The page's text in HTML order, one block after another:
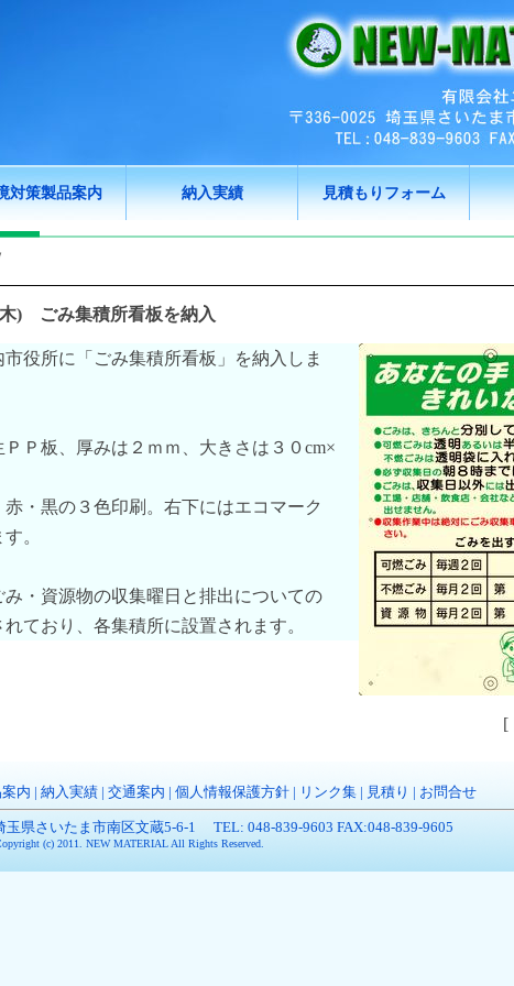
対策製品案内 納入実績 見積もりフォーム
) ごみ集積所看板を納入
役所に「ごみ集積所看板」を納入しま
Ｐ板、厚みは２ｍｍ、大きさは３０cm×
・黒の３色印刷。右下にはエコマーク
。
・資源物の収集曜日と排出についての
ており、各集積所に設置されます。
[
内 納入実績| 交通案内 個人情報保護方針| リンク集| 見積り お問合せ
玉県さいたま市南区文蔵5-6-1 TEL: 048-839-9603 FAX:048-839-9605
(c) 2011. NEW MATERIAL All Rights Reserved.